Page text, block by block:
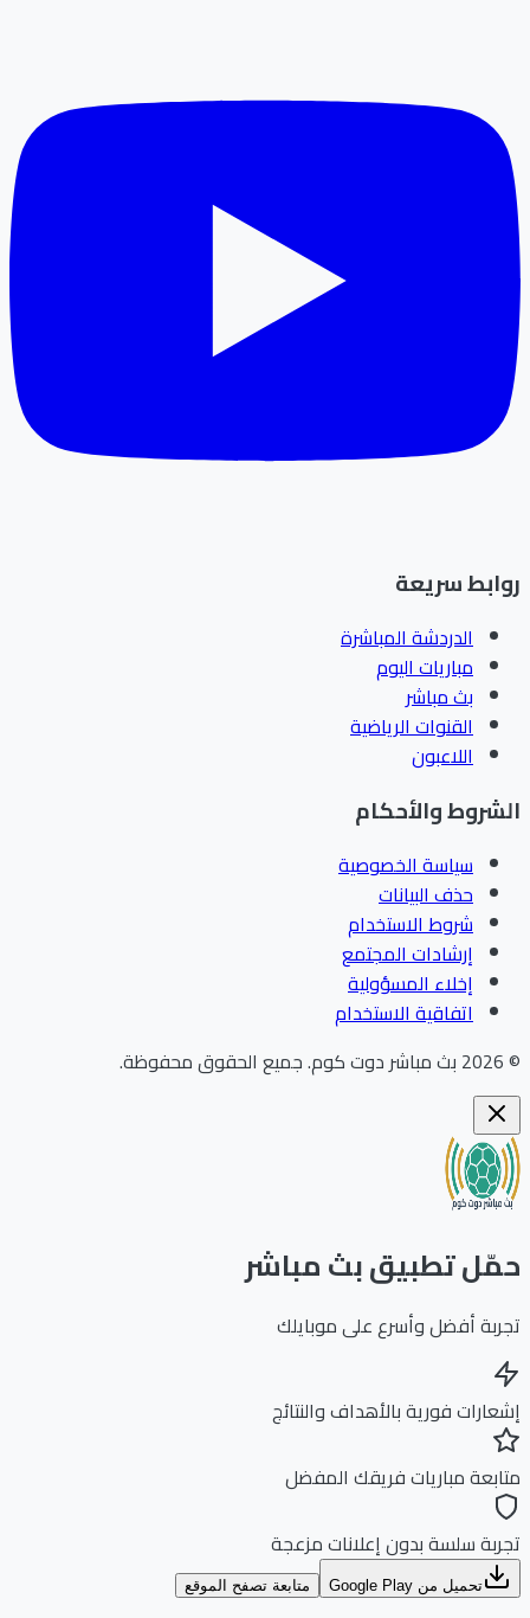
سريعة
الدردشة المباشرة
مباريات اليوم
بث مباشر
القنوات الرياضية
اللاعبون
والأحكام
سياسة الخصوصية
حذف البيانات
شروط الاستخدام
إرشادات المجتمع
إخلاء المسؤولية
اتفاقية الاستخدام
بث مباشر دوت كوم.جميع الحقوق محفوظة.
تطبيق بث مباشر
أفضل وأسرع على موبايلك
فورية بالأهداف والنتائج
مباريات فريقك المفضل
سلسة بدون إعلانات مزعجة
تحميل من Google Play متابعة تصفح الموقع